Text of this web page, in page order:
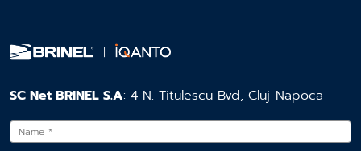
SC Net BRINEL S.A: 4 N. Titulescu Bvd, Cluj-Napoca